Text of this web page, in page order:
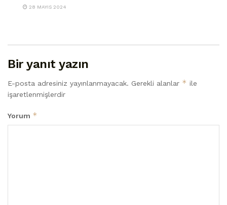
28 MAYIS 2024
Bir yanıt yazın
E-posta adresiniz yayınlanmayacak. Gerekli alanlar * ile
işaretlenmişlerdir
Yorum *